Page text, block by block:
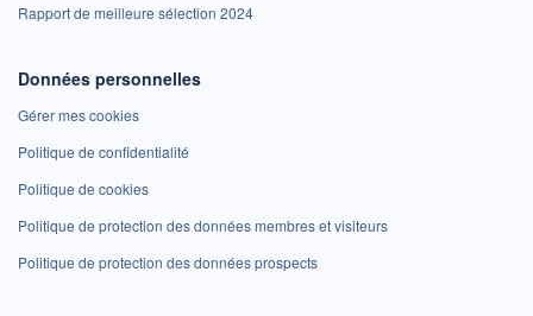
Rapport de meilleure sélection 2024
Données personnelles
Gérer mes cookies
Politique de confidentialité
Politique de cookies
Politique de protection des données membres et visiteurs
Politique de protection des données prospects